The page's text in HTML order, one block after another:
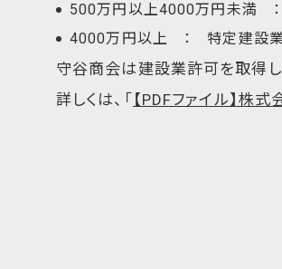
500万円以上4000万円未満
4000万円以上 ： 特定建設
守谷商会は建設業許可を取得し
詳しくは、「 【PDFファイル】